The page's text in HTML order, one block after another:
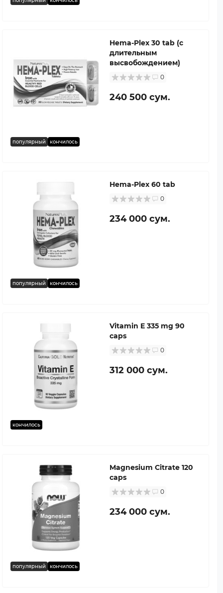
популярный кончилось
Hema-Plex 30 tab (с
длительным
высвобождением)
0
240 500 сум.
популярный кончилось
Hema-Plex 60 tab
0
234 000 сум.
кончилось
Vitamin E 335 mg 90
caps
0
312 000 сум.
популярный кончилось
Magnesium Citrate 120
caps
0
234 000 сум.